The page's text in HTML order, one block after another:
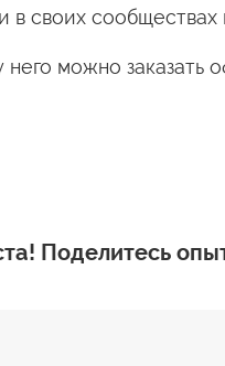
своих сообществах
можно заказать
Поделитесь